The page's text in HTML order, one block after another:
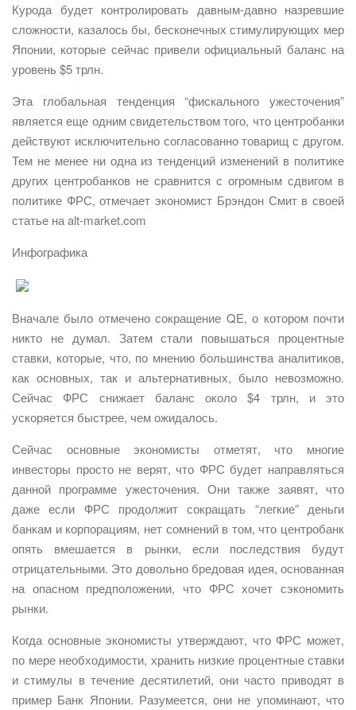
Курода будет контролировать давным-давно назревшие
сложности, казалось бы, бесконечных стимулирующих мер
Японии, которые сейчас привели официальный баланс на
уровень $5 трлн.
Эта глобальная тенденция “фискального ужесточения”
является еще одним свидетельством того, что центробанки
действуют исключительно согласованно товарищ с другом.
Тем не менее ни одна из тенденций изменений в политике
других центробанков не сравнится с огромным сдвигом в
политике ФРС, отмечает экономист Брэндон Смит в своей
статье на alt-market.com
Инфографика
Вначале было отмечено сокращение QE, о котором почти
никто не думал. Затем стали повышаться процентные
ставки, которые, что, по мнению большинства аналитиков,
как основных, так и альтернативных, было невозможно.
Сейчас ФРС снижает баланс около $4 трлн, и это
ускоряется быстрее, чем ожидалось.
Сейчас основные экономисты отметят, что многие
инвесторы просто не верят, что ФРС будет направляться
данной программе ужесточения. Они также заявят, что
даже если ФРС продолжит сокращать “легкие” деньги
банкам и корпорациям, нет сомнений в том, что центробанк
опять вмешается в рынки, если последствия будут
отрицательными. Это довольно бредовая идея, основанная
на опасном предположении, что ФРС хочет сэкономить
рынки.
Когда основные экономисты утверждают, что ФРС может,
по мере необходимости, хранить низкие процентные ставки
и стимулы в течение десятилетий, они часто приводят в
пример Банк Японии. Разумеется, они не упоминают, что